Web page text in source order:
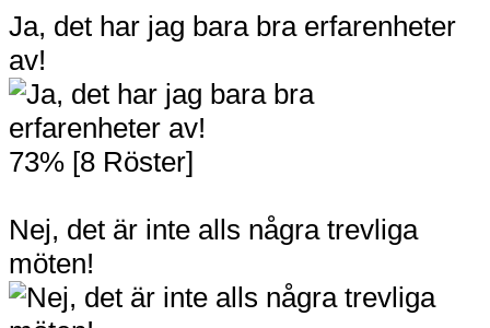
Ja, det har jag bara bra erfarenheter
av!
73% [8 Röster]
Nej, det är inte alls några trevliga
möten!